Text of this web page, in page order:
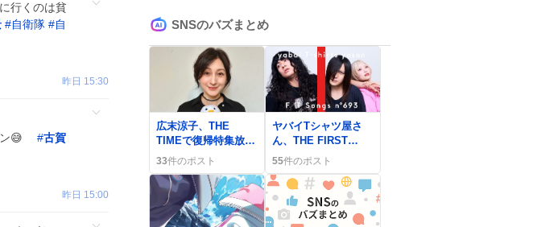
行くのは貧
#自衛隊 #自
昨日 15:30
ン😅 #古賀
昨日 15:00
SNSのバズまとめ
広末涼子、THE
TIMEで復帰特集放
送 賛否の声が上が
33件のポスト
ヤバイTシャツ屋さ
ん、THE FIRST
TAKEで『アルゴリズ
ムの犬』再登場にフ
ァン歓喜
55件のポスト